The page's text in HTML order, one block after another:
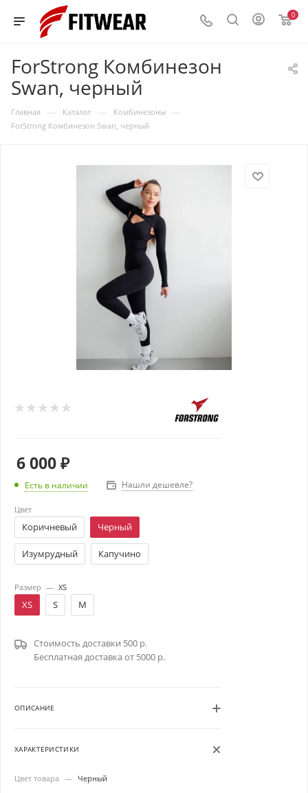
0
ForStrong Комбинезон
Swan, черный
Главная — Каталог — Комбинезоны —
ForStrong Комбинезон Swan, черный
6 000₽
Есть в наличии Нашли дешевле?
Цвет
Коричневый Черный
Изумрудный Капучино
Размер — XS
XS S M
Стоимость доставки 500 р.
Бесплатная доставка от 5000 р.
ОПИСАНИЕ
ХАРАКТЕРИСТИКИ
Цвет товара — Черный